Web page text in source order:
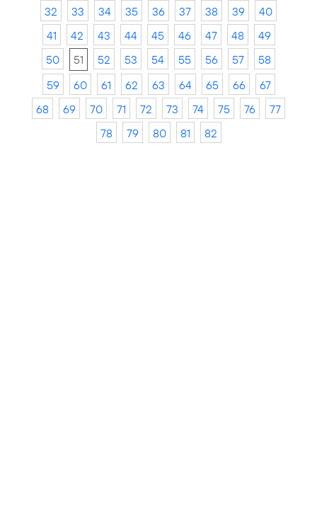
32
33 34 35 36 37 38 39
40
41
42 43 44 45 46 47 48
49
50
51 52 53 54 55 56 57
58
59
60 61 62 63 64 65 66
67
68
69 70 71 72 73 74 75 76
77
78
79 80 81 82